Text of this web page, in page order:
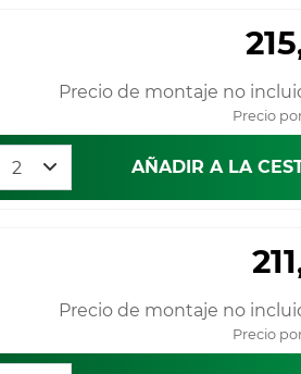
Precio de montaje no
Precio
AÑADIR A LA
Precio de montaje no
Precio